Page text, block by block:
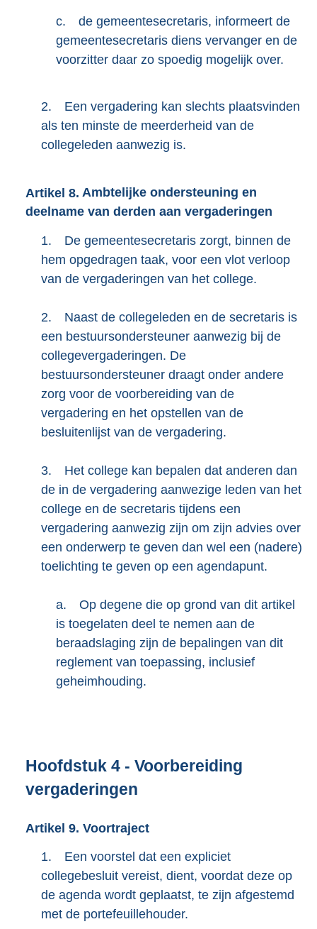
c.
de gemeentesecretaris, informeert de
gemeentesecretaris diens vervanger en de
voorzitter daar zo spoedig mogelijk over.
2.
Een vergadering kan slechts plaatsvinden
als ten minste de meerderheid van de
collegeleden aanwezig is.
Artikel 8. Ambtelijke ondersteuning en
deelname van derden aan vergaderingen
1.
De gemeentesecretaris zorgt, binnen de
hem opgedragen taak, voor een vlot verloop
van de vergaderingen van het college.
2.
Naast de collegeleden en de secretaris is
een bestuursondersteuner aanwezig bij de
collegevergaderingen. De
bestuursondersteuner draagt onder andere
zorg voor de voorbereiding van de
vergadering en het opstellen van de
besluitenlijst van de vergadering.
3.
Het college kan bepalen dat anderen dan
de in de vergadering aanwezige leden van het
college en de secretaris tijdens een
vergadering aanwezig zijn om zijn advies over
een onderwerp te geven dan wel een (nadere)
toelichting te geven op een agendapunt.
a.
Op degene die op grond van dit artikel
is toegelaten deel te nemen aan de
beraadslaging zijn de bepalingen van dit
reglement van toepassing, inclusief
geheimhouding.
Hoofdstuk 4 - Voorbereiding
vergaderingen
Artikel 9. Voortraject
1.
Een voorstel dat een expliciet
collegebesluit vereist, dient, voordat deze op
de agenda wordt geplaatst, te zijn afgestemd
met de portefeuillehouder.